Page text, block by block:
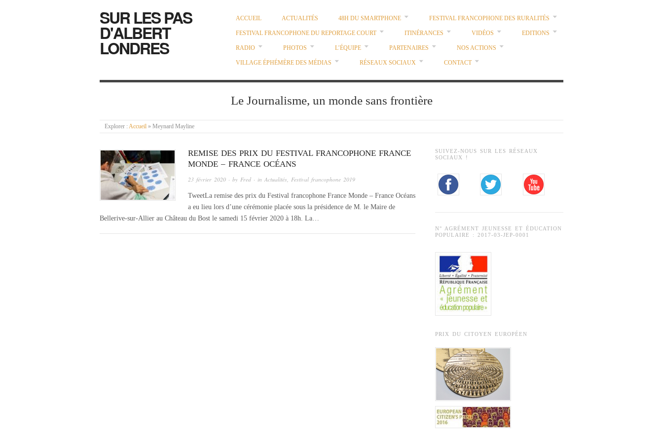
SUR LES PAS
D'ALBERT
LONDRES
ACCUEIL ACTUALITÉS 48H DU SMARTPHONE FESTIVAL FRANCOPHONE DES RURALITÉS
FESTIVAL FRANCOPHONE DU REPORTAGE COURT ITINÉRANCES VIDÉOS EDITIONS
RADIO PHOTOS L’ÉQUIPE PARTENAIRES NOS ACTIONS
VILLAGE ÉPHÉMÈRE DES MÉDIAS RÉSEAUX SOCIAUX CONTACT
Le Journalisme, un monde sans frontière
Explorer : Accueil » Meynard Mayline
REMISE DES PRIX DU FESTIVAL FRANCOPHONE FRANCE
MONDE – FRANCE OCÉANS
23 février 2020 · by Fred · in Actualités, Festival francophone 2019
TweetLa remise des prix du Festival francophone France Monde – France Océans
a eu lieu lors d’une cérémonie placée sous la présidence de M. le Maire de
Bellerive-sur-Allier au Château du Bost le samedi 15 février 2020 à 18h. La…
SUIVEZ-NOUS SUR LES RÉSEAUX
SOCIAUX !
N° AGRÉMENT JEUNESSE ET ÉDUCATION
POPULAIRE : 2017-03-JEP-0001
PRIX DU CITOYEN EUROPÉEN